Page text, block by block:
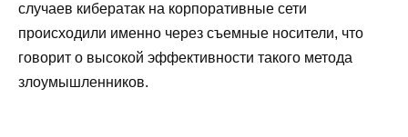
случаев кибератак на корпоративные сети
происходили именно через съемные носители, что
говорит о высокой эффективности такого метода
злоумышленников.